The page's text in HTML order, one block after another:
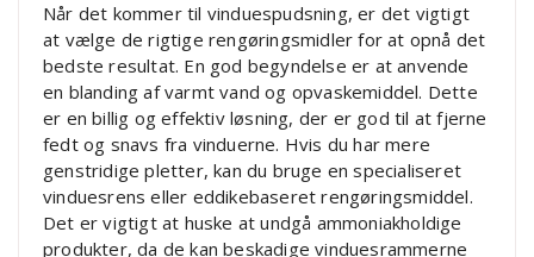
Når det kommer til vinduespudsning, er det vigtigt
at vælge de rigtige rengøringsmidler for at opnå det
bedste resultat. En god begyndelse er at anvende
en blanding af varmt vand og opvaskemiddel. Dette
er en billig og effektiv løsning, der er god til at fjerne
fedt og snavs fra vinduerne. Hvis du har mere
genstridige pletter, kan du bruge en specialiseret
vinduesrens eller eddikebaseret rengøringsmiddel.
Det er vigtigt at huske at undgå ammoniakholdige
produkter, da de kan beskadige vinduesrammerne